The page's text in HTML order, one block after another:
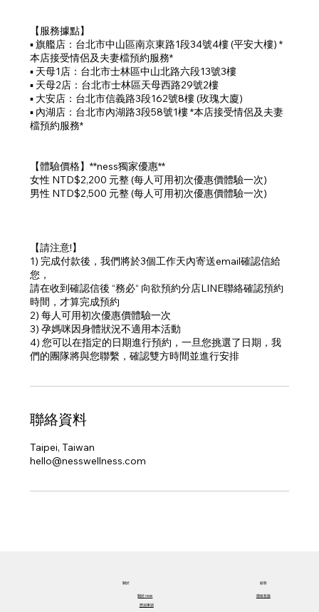
【服務據點】
▪ 旗艦店：台北市中山區南京東路1段34號4樓 (平安大樓) *
本店接受情侶及夫妻檔預約服務*
▪ 天母1店：台北市士林區中山北路六段13號3樓
▪ 天母2店：台北市士林區天母西路29號2樓
▪ 大安店：台北市信義路3段162號8樓 (玫瑰大廈)
▪ 內湖店：台北市內湖路3段58號1樓 *本店接受情侶及夫妻
檔預約服務*
【體驗價格】**ness獨家優惠**
女性 NTD$2,200 元整 (每人可用初次優惠價體驗一次)
男性 NTD$2,500 元整 (每人可用初次優惠價體驗一次)
【請注意!】
1) 完成付款後，我們將於3個工作天內寄送email確認信給
您，
請在收到確認信後 “務必“ 向欲預約分店LINE聯絡確認預約
時間，才算完成預約
2) 每人可用初次優惠價體驗一次
3) 孕媽咪因身體狀況不適用本活動
4) 您可以在指定的日期進行預約，一旦您挑選了日期，我
們的團隊將與您聯繫，確認雙方時間並進行安排
聯絡資料
Taipei, Taiwan
hello@nesswellness.com
關於​
關於​ ness
歷屆事蹟
顧客
聯絡客服